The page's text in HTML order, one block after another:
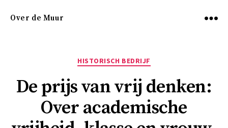
Over de Muur
Categorieën
HISTORISCH BEDRIJF
De prijs van vrij denken:
Over academische